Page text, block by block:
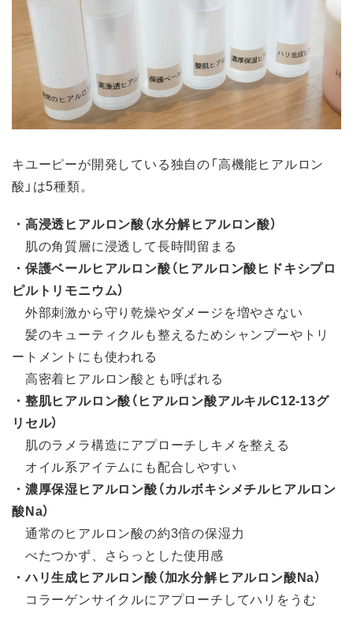
キユーピーが開発している独自の「高機能ヒアルロン
酸」は5種類。
・高浸透ヒアルロン酸（水分解ヒアルロン酸）
肌の角質層に浸透して長時間留まる
・保護ベールヒアルロン酸（ヒアルロン酸ヒドキシプロ
ピルトリモニウム）
外部刺激から守り乾燥やダメージを増やさない
髪のキューティクルも整えるためシャンプーやトリ
ートメントにも使われる
高密着ヒアルロン酸とも呼ばれる
・整肌ヒアルロン酸（ヒアルロン酸アルキルC12-13グ
リセル）
肌のラメラ構造にアプローチしキメを整える
オイル系アイテムにも配合しやすい
・濃厚保湿ヒアルロン酸（カルボキシメチルヒアルロン
酸Na）
通常のヒアルロン酸の約3倍の保湿力
べたつかず、さらっとした使用感
・ハリ生成ヒアルロン酸（加水分解ヒアルロン酸Na）
コラーゲンサイクルにアプローチしてハリをうむ